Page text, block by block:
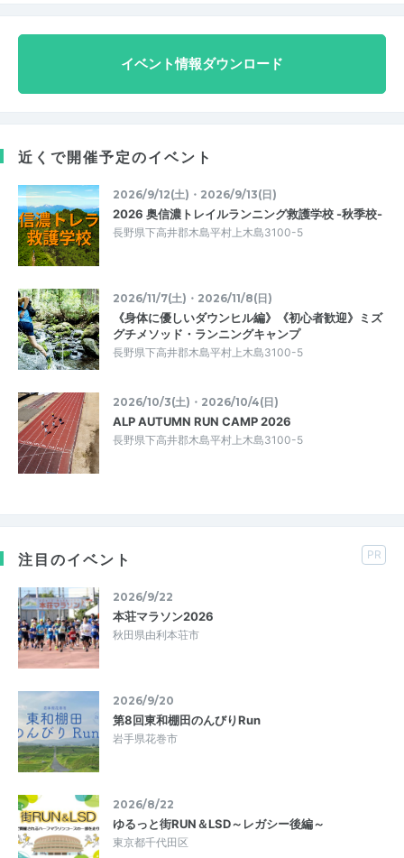
イベント情報ダウンロード
近くで開催予定のイベント
2026/9/12(土)・2026/9/13(日)
2026 奥信濃トレイルランニング救護学校 -秋季校-
長野県下高井郡木島平村上木島3100-5
2026/11/7(土)・2026/11/8(日)
《身体に優しいダウンヒル編》《初心者歓迎》ミズ
グチメソッド・ランニングキャンプ
長野県下高井郡木島平村上木島3100-5
2026/10/3(土)・2026/10/4(日)
ALP AUTUMN RUN CAMP 2026
長野県下高井郡木島平村上木島3100-5
注目のイベント PR
2026/9/22
本荘マラソン2026
秋田県由利本荘市
2026/9/20
第8回東和棚田のんびりRun
岩手県花巻市
2026/8/22
ゆるっと街RUN＆LSD～レガシー後編～
東京都千代田区